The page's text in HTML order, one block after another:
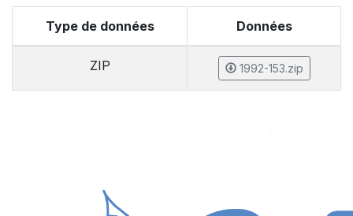
Type de données Données
ZIP 1992-153.zip